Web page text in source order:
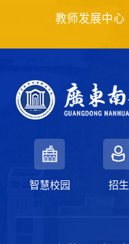
教师发展中心
智慧校园 招生